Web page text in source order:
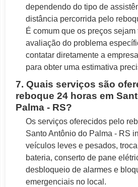
dependendo do tipo de
distância percorrida pelo
É comum que os preços
avaliação do problema
contatar diretamente a
para obter uma estimativa
7. Quais serviços são
reboque 24 horas em
Palma - RS?
Os serviços oferecidos pelo
Santo Antônio do Palma - RS
veículos leves e pesados,
bateria, conserto de pane
desbloqueio de alarmes e
emergenciais no local.